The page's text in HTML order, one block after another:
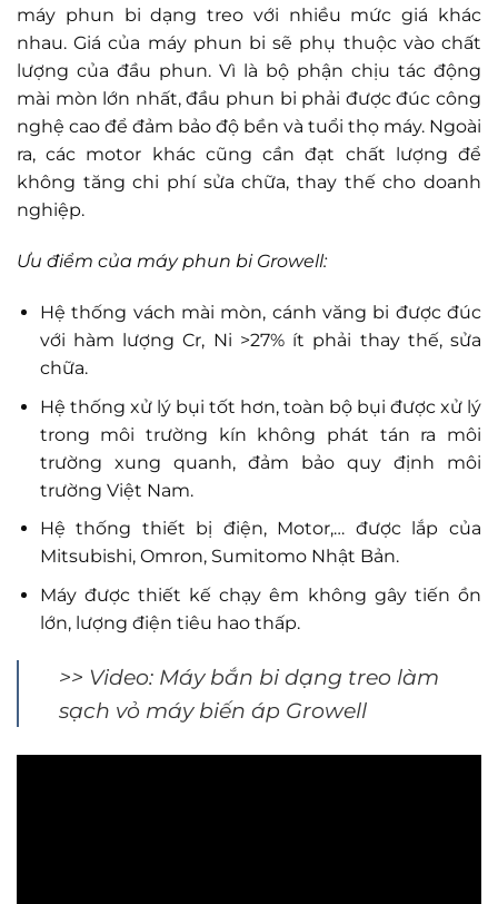
máy phun bi dạng treo với nhiều mức giá khác
nhau. Giá của máy phun bi sẽ phụ thuộc vào chất
lượng của đầu phun. Vì là bộ phận chịu tác động
mài mòn lớn nhất, đầu phun bi phải được đúc công
nghệ cao để đảm bảo độ bền và tuổi thọ máy. Ngoài
ra, các motor khác cũng cần đạt chất lượng để
không tăng chi phí sửa chữa, thay thế cho doanh
nghiệp.
Ưu điểm của máy phun bi Growell:
Hệ thống vách mài mòn, cánh văng bi được đúc
với hàm lượng Cr, Ni >27% ít phải thay thế, sửa
chữa.
Hệ thống xử lý bụi tốt hơn, toàn bộ bụi được xử lý
trong môi trường kín không phát tán ra môi
trường xung quanh, đảm bảo quy định môi
trường Việt Nam.
Hệ thống thiết bị điện, Motor,… được lắp của
Mitsubishi, Omron, Sumitomo Nhật Bản.
Máy được thiết kế chạy êm không gây tiến ồn
lớn, lượng điện tiêu hao thấp.
>> Video: Máy bắn bi dạng treo làm
sạch vỏ máy biến áp Growell